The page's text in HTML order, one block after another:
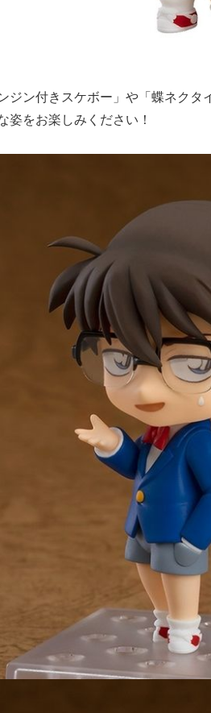
ジン付きスケボー」や「蝶ネク
姿をお楽しみください！